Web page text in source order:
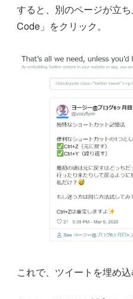
すると、別のページが立
Code」をクリック。
これで、ツイートを埋め込